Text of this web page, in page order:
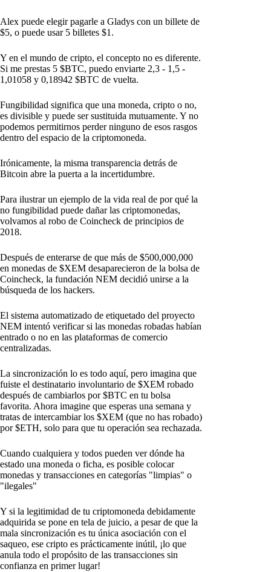
Alex puede elegir pagarle a Gladys con un billete de
$5, o puede usar 5 billetes $1.
Y en el mundo de cripto, el concepto no es diferente.
Si me prestas 5 $BTC, puedo enviarte 2,3 - 1,5 -
1,01058 y 0,18942 $BTC de vuelta.
Fungibilidad significa que una moneda, cripto o no,
es divisible y puede ser sustituida mutuamente. Y no
podemos permitirnos perder ninguno de esos rasgos
dentro del espacio de la criptomoneda.
Irónicamente, la misma transparencia detrás de
Bitcoin abre la puerta a la incertidumbre.
Para ilustrar un ejemplo de la vida real de por qué la
no fungibilidad puede dañar las criptomonedas,
volvamos al robo de Coincheck de principios de
2018.
Después de enterarse de que más de $500,000,000
en monedas de $XEM desaparecieron de la bolsa de
Coincheck, la fundación NEM decidió unirse a la
búsqueda de los hackers.
El sistema automatizado de etiquetado del proyecto
NEM intentó verificar si las monedas robadas habían
entrado o no en las plataformas de comercio
centralizadas.
La sincronización lo es todo aquí, pero imagina que
fuiste el destinatario involuntario de $XEM robado
después de cambiarlos por $BTC en tu bolsa
favorita. Ahora imagine que esperas una semana y
tratas de intercambiar los $XEM (que no has robado)
por $ETH, solo para que tu operación sea rechazada.
Cuando cualquiera y todos pueden ver dónde ha
estado una moneda o ficha, es posible colocar
monedas y transacciones en categorías "limpias" o
"ilegales"
Y si la legitimidad de tu criptomoneda debidamente
adquirida se pone en tela de juicio, a pesar de que la
mala sincronización es tu única asociación con el
saqueo, ese cripto es prácticamente inútil, ¡lo que
anula todo el propósito de las transacciones sin
confianza en primer lugar!